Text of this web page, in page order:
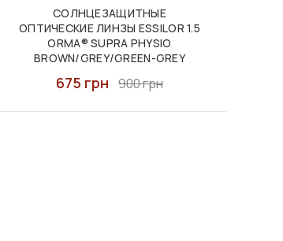
СОЛНЦЕЗАЩИТНЫЕ
ОПТИЧЕСКИЕ ЛИНЗЫ ESSILOR 1.5
ORMA® SUPRA PHYSIO
BROWN/GREY/GREEN-GREY
675 грн 900 грн